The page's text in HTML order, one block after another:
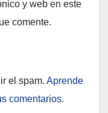
y web en este
comente.
el spam. Aprende
comentarios.